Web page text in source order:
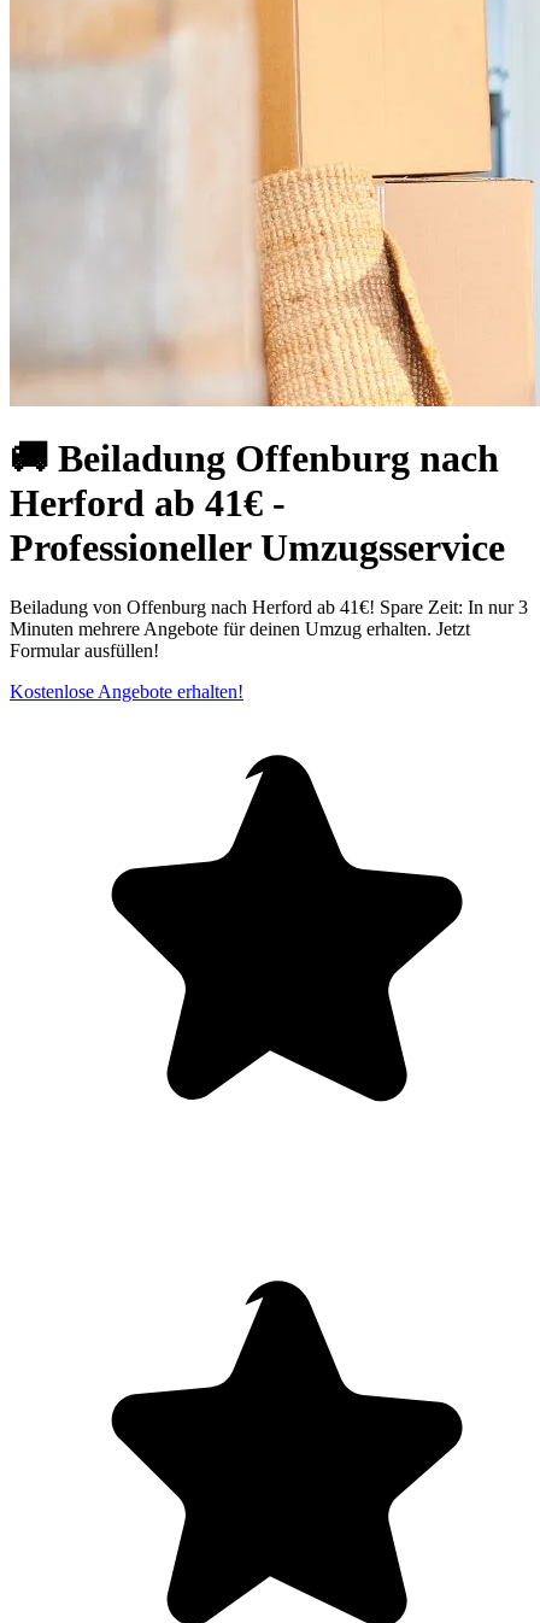
🚚 Beiladung Offenburg nach
Herford ab 41€ -
Professioneller Umzugsservice
Beiladung von Offenburg nach Herford ab 41€! Spare Zeit: In nur 3
Minuten mehrere Angebote für deinen Umzug erhalten. Jetzt
Formular ausfüllen!
Kostenlose Angebote erhalten!